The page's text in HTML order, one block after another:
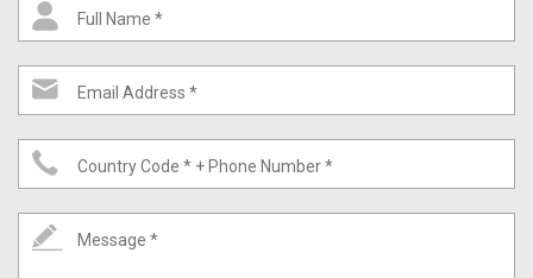
Full Name *
Email Address *
Country Code * + Phone Number *
Message *